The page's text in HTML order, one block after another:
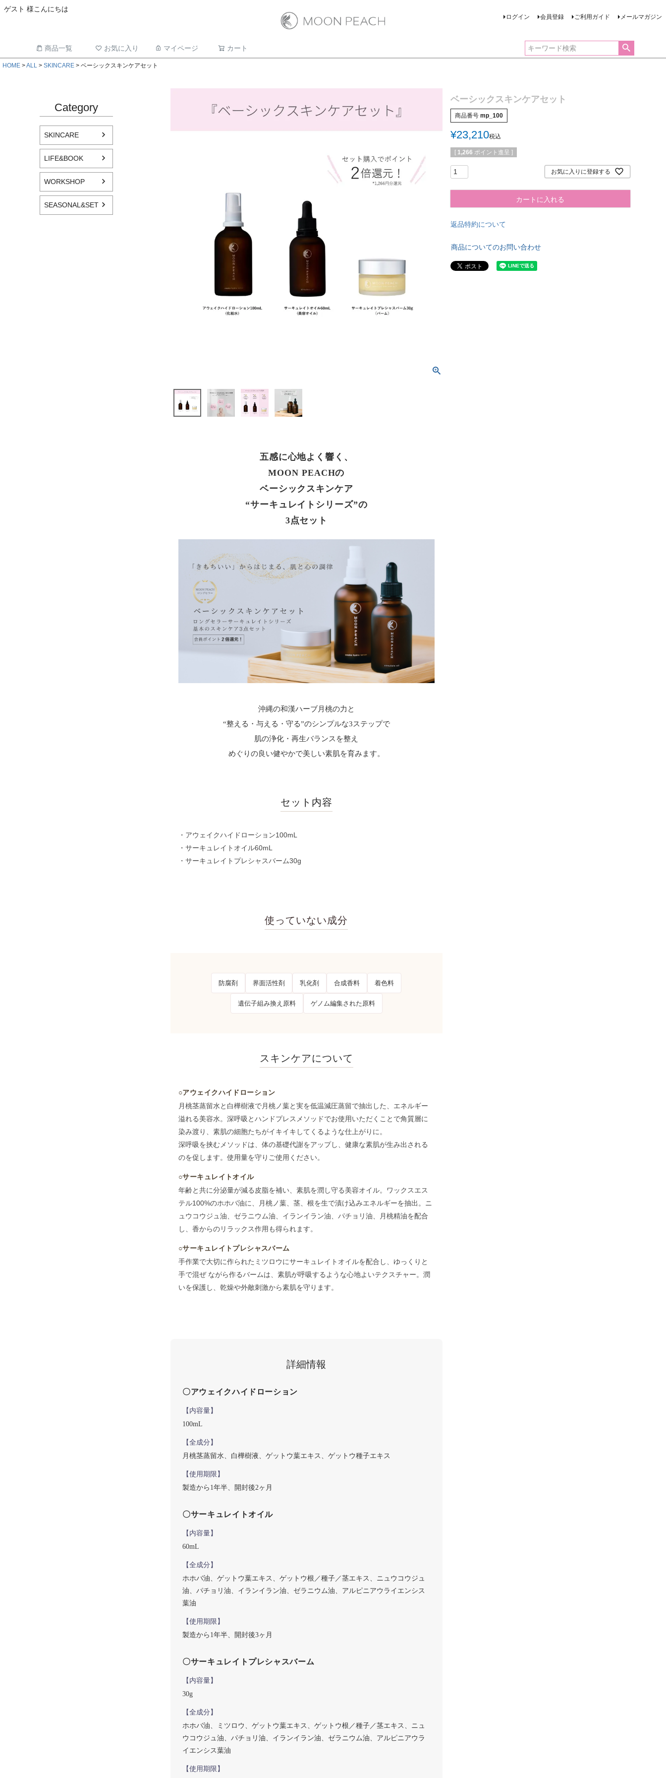
ゲスト 様こんにちは
ログイン 会員登録 ご利用ガイド メールマガジン
商品一覧 お気に入り マイページ カート
HOME ALL SKINCARE ベーシックスキンケアセット
Category
SKINCARE
LIFE&BOOK
WORKSHOP
SEASONAL&SET
五感に心地よく響く、
MOON PEACHの
ベーシックスキンケア
“サーキュレイトシリーズ”の
3点セット
沖縄の和漢ハーブ月桃の力と
“整える・与える・守る”のシンプルな3ステップで
肌の浄化・再生バランスを整え
めぐりの良い健やかで美しい素肌を育みます。
セット内容
・アウェイクハイドローション100mL
・サーキュレイトオイル60mL
・サーキュレイトプレシャスバーム30g
使っていない成分
防腐剤 界面活性剤 乳化剤 合成香料 着色料
遺伝子組み換え原料 ゲノム編集された原料
スキンケアについて
○アウェイクハイドローション
月桃茎蒸留水と白樺樹液で月桃ノ葉と実を低温減圧蒸留で抽出した、エネルギー
溢れる美容水。深呼吸とハンドプレスメソッドでお使用いただくことで角質層に
染み渡り、素肌の細胞たちがイキイキしてくるような仕上がりに。
深呼吸を挟むメソッドは、体の基礎代謝をアップし、健康な素肌が生み出される
のを促します。使用量を守りご使用ください。
○サーキュレイトオイル
年齢と共に分泌量が減る皮脂を補い、素肌を潤し守る美容オイル。ワックスエス
テル100%のホホバ油に、月桃ノ葉、茎、根を生で漬け込みエネルギーを抽出。ニ
ュウコウジュ油、ゼラニウム油、イランイラン油、パチョリ油、月桃精油を配合
し、香からのリラックス作用も得られます。
○サーキュレイトプレシャスバーム
手作業で大切に作られたミツロウにサーキュレイトオイルを配合し、ゆっくりと
手で混ぜ ながら作るバームは、素肌が呼吸するような心地よいテクスチャー。潤
いを保護し、乾燥や外敵刺激から素肌を守ります。
詳細情報
〇アウェイクハイドローション
【内容量】
100mL
【全成分】
月桃茎蒸留水、白樺樹液、ゲットウ葉エキス、ゲットウ種子エキス
【使用期限】
製造から1年半、開封後2ヶ月
〇サーキュレイトオイル
【内容量】
60mL
【全成分】
ホホバ油、ゲットウ葉エキス、ゲットウ根／種子／茎エキス、ニュウコウジュ
油、パチョリ油、イランイラン油、ゼラニウム油、アルピニアウライエンシス
葉油
【使用期限】
製造から1年半、開封後3ヶ月
〇サーキュレイトプレシャスバーム
【内容量】
30g
【全成分】
ホホバ油、ミツロウ、ゲットウ葉エキス、ゲットウ根／種子／茎エキス、ニュ
ウコウジュ油、パチョリ油、イランイラン油、ゼラニウム油、アルピニアウラ
イエンシス葉油
【使用期限】
ベーシックスキンケアセット
商品番号 mp_100
¥23,210税込
[ 1,266 ポイント進呈 ]
お気に入りに登録する
カートに入れる
返品特約について
商品についてのお問い合わせ